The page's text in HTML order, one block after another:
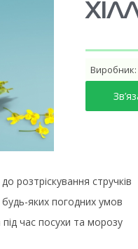
Виробник:
розтріскування стручків
яких погодних умов
час посухи та морозу